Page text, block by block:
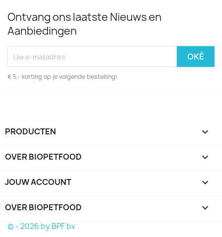
Ontvang ons laatste Nieuws en
Aanbiedingen
€ 5,- korting op je volgende bestelling!
PRODUCTEN 
OVER BIOPETFOOD 
JOUW ACCOUNT 
OVER BIOPETFOOD keyboard_arrow_down
© - 2026 by BPF bv